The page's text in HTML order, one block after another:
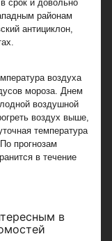
срок и довольно
районам
антициклон,
воздуха
мороза. Днем
воздушной
воздух выше,
температура
прогнозам
в течение
в